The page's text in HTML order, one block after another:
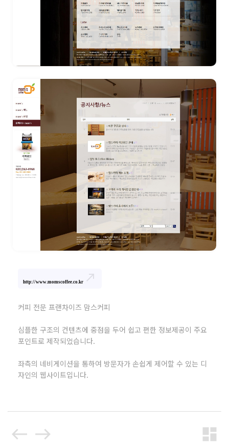
http://www.momscoffee.co.kr north_east
커피 전문 프랜차이즈 맘스커피
심플한 구조의 컨텐츠에 중점을 두어 쉽고 편한 정보제공이 주요
포인트로 제작되었습니다.
좌측의 네비게이션을 통하여 방문자가 손쉽게 제어할 수 있는 디
자인의 웹사이트입니다.
west east dashboard